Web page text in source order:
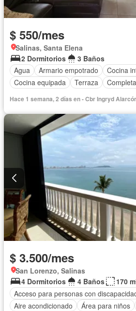
$ 550/mes
Salinas, Santa Elena
2 Dormitorios
3 Baños
Agua
Armario empotrado
Cocina
Cocina equipada
Terraza
Hace 1 semana, 2 días en - Cbr Ingryd
$ 3.500/mes
San Lorenzo, Salinas
4 Dormitorios
4 Baños
170
Acceso para personas con
Aire acondicionado
Área para niños